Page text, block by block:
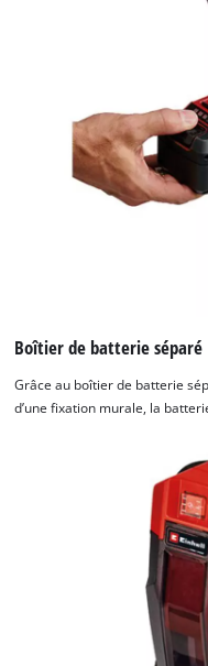
Boîtier de batterie séparé
Grâce au boîtier de batterie
d’une fixation murale, la